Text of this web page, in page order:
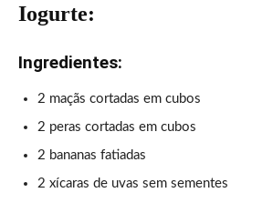
Iogurte:
Ingredientes:
2 maçãs cortadas em cubos
2 peras cortadas em cubos
2 bananas fatiadas
2 xícaras de uvas sem sementes